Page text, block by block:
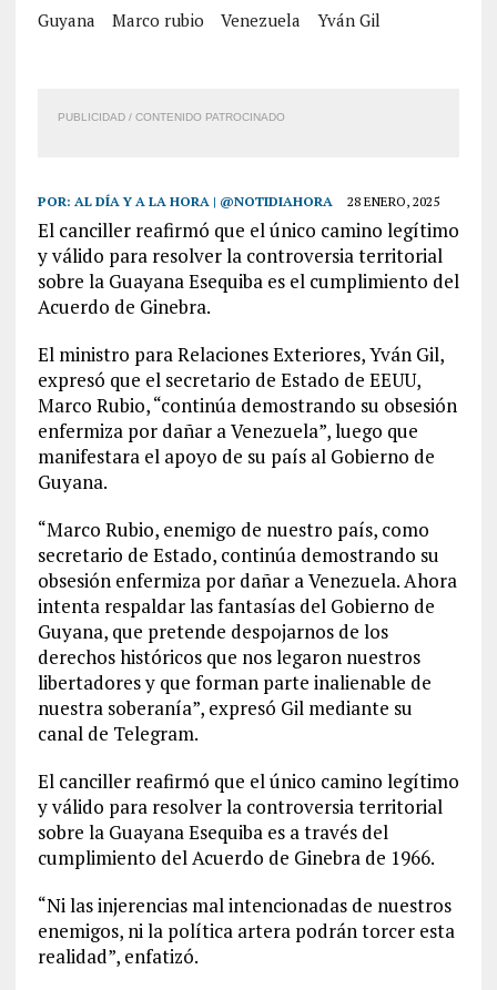
Guyana
Marco rubio Venezuela Yván Gil
PUBLICIDAD / CONTENIDO PATROCINADO
POR: AL DÍA Y A LA HORA | @NOTIDIAHORA 28 ENERO, 2025
El canciller reafirmó que el único camino legítimo
y válido para resolver la controversia territorial
sobre la Guayana Esequiba es el cumplimiento del
Acuerdo de Ginebra.
El ministro para Relaciones Exteriores, Yván Gil,
expresó que el secretario de Estado de EEUU,
Marco Rubio, “continúa demostrando su obsesión
enfermiza por dañar a Venezuela”, luego que
manifestara el apoyo de su país al Gobierno de
Guyana.
“Marco Rubio, enemigo de nuestro país, como
secretario de Estado, continúa demostrando su
obsesión enfermiza por dañar a Venezuela. Ahora
intenta respaldar las fantasías del Gobierno de
Guyana, que pretende despojarnos de los
derechos históricos que nos legaron nuestros
libertadores y que forman parte inalienable de
nuestra soberanía”, expresó Gil mediante su
canal de Telegram.
El canciller reafirmó que el único camino legítimo
y válido para resolver la controversia territorial
sobre la Guayana Esequiba es a través del
cumplimiento del Acuerdo de Ginebra de 1966.
“Ni las injerencias mal intencionadas de nuestros
enemigos, ni la política artera podrán torcer esta
realidad”, enfatizó.